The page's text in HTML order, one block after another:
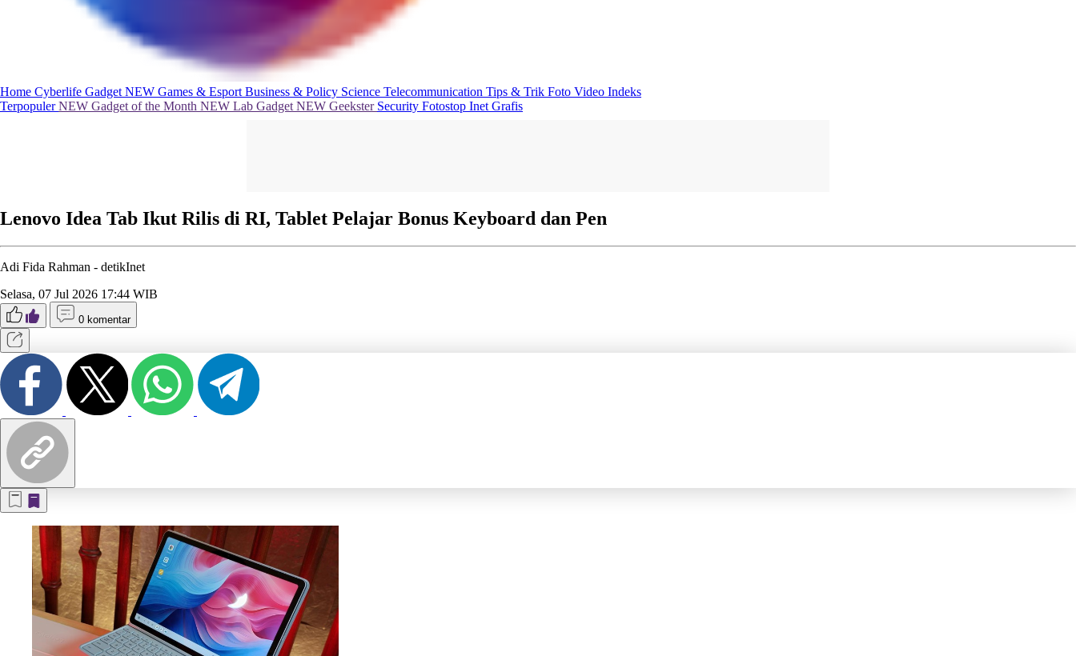
Home Cyberlife Gadget NEW Games & Esport Business & Policy Science Telecommunication Tips & Trik Foto Video Indeks
TerpopulerNEW Gadget of the Month NEW Lab Gadget NEW Geekster Security Fotostop Inet Grafis
Lenovo Idea Tab Ikut Rilis di RI, Tablet Pelajar Bonus Keyboard dan Pen
Adi Fida Rahman - detikInet
Selasa, 07 Jul 2026 17:44 WIB
0 komentar